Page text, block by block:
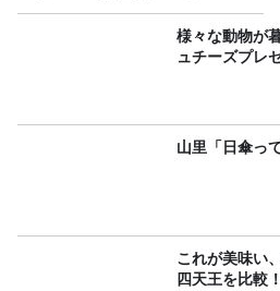
様々な動物が
ュチーズプレ
山里「日傘っ
これが美味い
四天王を比較